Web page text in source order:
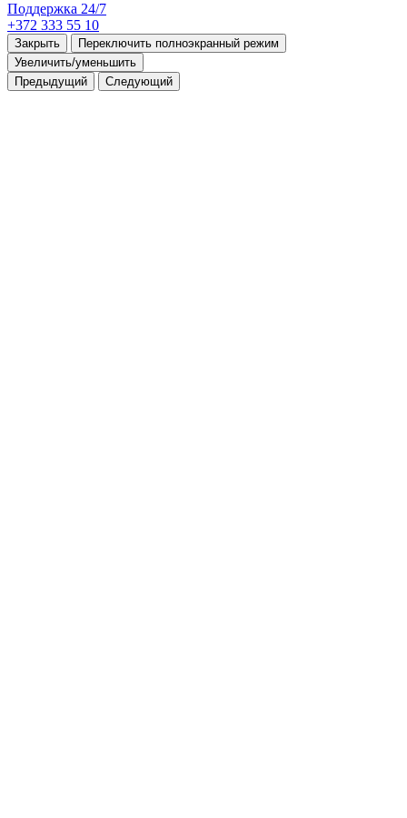
Поддержка 24/7
+372 333 55 10
Закрыть
Переключить полноэкранный режим
Увеличить/уменьшить
Предыдущий
Следующий